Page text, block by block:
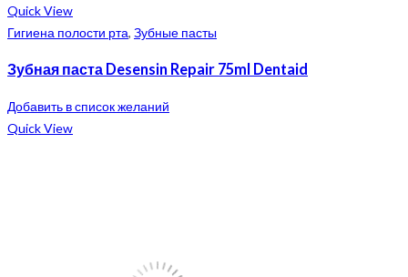
Quick View
Гигиена полости рта, Зубные пасты
Зубная паста Desensin Repair 75ml Dentaid
Добавить в список желаний
Quick View